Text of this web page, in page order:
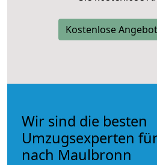
Kostenlose
Wir sind die besten
Umzugsexperten
nach Maulbronn